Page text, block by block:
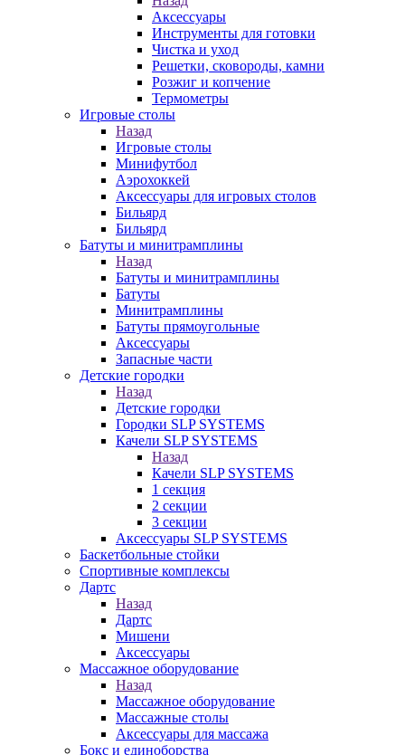
Аксессуары
Инструменты для готовки
Чистка и уход
Решетки, сковороды, камни
Розжиг и копчение
Термометры
Игровые столы
Назад
Игровые столы
Минифутбол
Аэрохоккей
Аксессуары для игровых столов
Бильяpд
Бильяpд
Батуты и минитрамплины
Назад
Батуты и минитрамплины
Батуты
Минитрамплины
Батуты прямоугольные
Аксессуары
Запасные части
Детские городки
Назад
Детские городки
Городки SLP SYSTEMS
Качели SLP SYSTEMS
Назад
Качели SLP SYSTEMS
1 секция
2 секции
3 секции
Аксессуары SLP SYSTEMS
Баскетбольные стойки
Спортивные комплексы
Дартс
Назад
Дартс
Мишени
Аксессуары
Массажное оборудование
Назад
Массажное оборудование
Массажные столы
Аксессуары для массажа
Бокс и единоборства